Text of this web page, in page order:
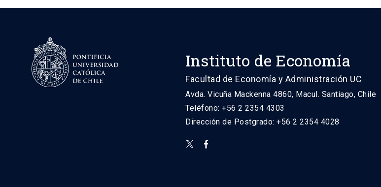
Instituto de Economía
Facultad de Economía y Administración UC
Avda. Vicuña Mackenna 4860, Macul. Santiago, Chile
Teléfono: +56 2 2354 4303
Dirección de Postgrado: +56 2 2354 4028